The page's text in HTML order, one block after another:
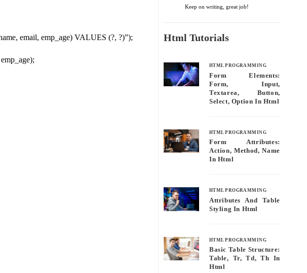
email, emp_age) VALUES (?, ?)”);
Keep on writing, great job!
Html Tutorials
HTML PROGRAMMING
Form Elements:
Form, Input,
Textarea, Button,
Select, Option In Html
HTML PROGRAMMING
Form Attributes:
Action, Method, Name
In Html
HTML PROGRAMMING
Attributes And Table
Styling In Html
HTML PROGRAMMING
Basic Table Structure:
Table, Tr, Td, Th In
Html